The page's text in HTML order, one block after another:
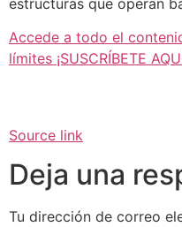
Accede a todo el
límites ¡SUSCRÍBETE
Source link
Deja una
Tu dirección de correo